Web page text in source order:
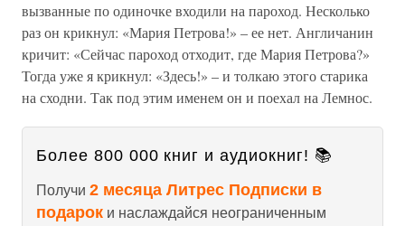
вызванные по одиночке входили на пароход. Несколько
раз он крикнул: «Мария Петрова!» – ее нет. Англичанин
кричит: «Сейчас пароход отходит, где Мария Петрова?»
Тогда уже я крикнул: «Здесь!» – и толкаю этого старика
на сходни. Так под этим именем он и поехал на Лемнос.
Более 800 000 книг и аудиокниг! 📚
Получи 2 месяца Литрес Подписки в
подарок и наслаждайся неограниченным